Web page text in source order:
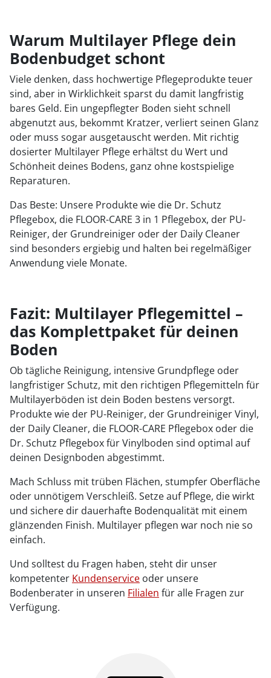
Warum Multilayer Pflege dein
Bodenbudget schont
Viele denken, dass hochwertige Pflegeprodukte teuer
sind, aber in Wirklichkeit sparst du damit langfristig
bares Geld. Ein ungepflegter Boden sieht schnell
abgenutzt aus, bekommt Kratzer, verliert seinen Glanz
oder muss sogar ausgetauscht werden. Mit richtig
dosierter Multilayer Pflege erhältst du Wert und
Schönheit deines Bodens, ganz ohne kostspielige
Reparaturen.
Das Beste: Unsere Produkte wie die Dr. Schutz
Pflegebox, die FLOOR-CARE 3 in 1 Pflegebox, der PU-
Reiniger, der Grundreiniger oder der Daily Cleaner
sind besonders ergiebig und halten bei regelmäßiger
Anwendung viele Monate.
Fazit: Multilayer Pflegemittel –
das Komplettpaket für deinen
Boden
Ob tägliche Reinigung, intensive Grundpflege oder
langfristiger Schutz, mit den richtigen Pflegemitteln für
Multilayerböden ist dein Boden bestens versorgt.
Produkte wie der PU-Reiniger, der Grundreiniger Vinyl,
der Daily Cleaner, die FLOOR-CARE Pflegebox oder die
Dr. Schutz Pflegebox für Vinylboden sind optimal auf
deinen Designboden abgestimmt.
Mach Schluss mit trüben Flächen, stumpfer Oberfläche
oder unnötigem Verschleiß. Setze auf Pflege, die wirkt
und sichere dir dauerhafte Bodenqualität mit einem
glänzenden Finish. Multilayer pflegen war noch nie so
einfach.
Und solltest du Fragen haben, steht dir unser
kompetenter Kundenservice oder unsere
Bodenberater in unseren Filialen für alle Fragen zur
Verfügung.